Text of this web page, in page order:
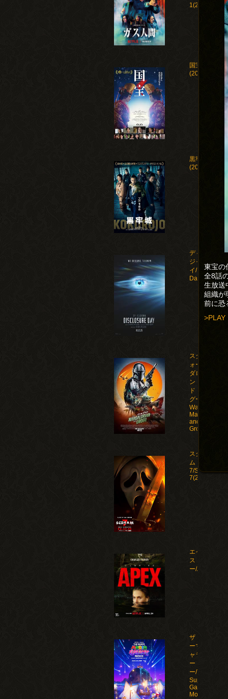
1(2026)
国宝
(2025)
黒牢城
(2026)
ディスクロー
ジャー・デ
イ/Disclosure
Day(2026)
スター・ウ
ォーズ マン
ダロリア
ン・アン
ド・グロー
グー/Star
Wars: The
Mandalorian
and
Grogu(2026)
スクリー
ム
7/Scream
7(2026)
エイペック
ス・プレデタ
ー/
ザ・スーパ
ーマリオギ
ャラクシ
ー・ムービ
ー/The
Super Mario
Galaxy
Movie(2026)
東宝の
全8話
生放送
組織が
前に恐
>PLAY